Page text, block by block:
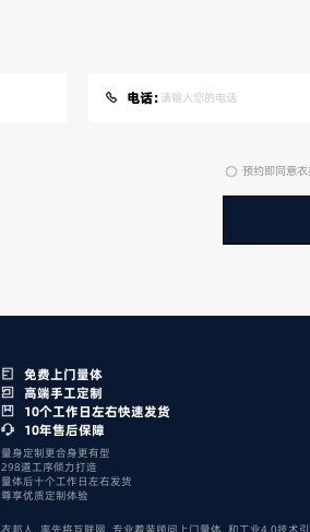
电话：
预约即同意
免费上门量体
高端手工定制
10个工作日左右快速发货
10年售后保障
量身定制更合身更有型
298道工序倾力打造
量体后十个工作日左右发货
尊享优质定制体验